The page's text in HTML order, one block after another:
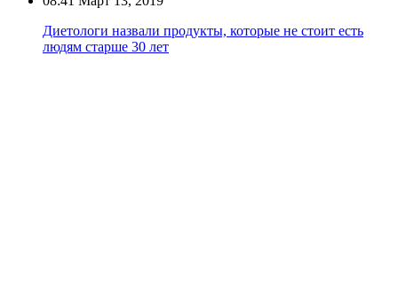
Диетологи назвали продукты, которые не стоит есть
людям старше 30 лет